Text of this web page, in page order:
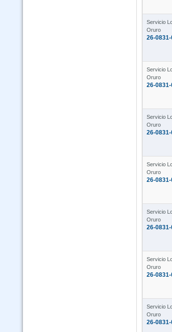
Servicio
Oruro
26-
Servicio
Oruro
26-
Servicio
Oruro
26-
Servicio
Oruro
26-
Servicio
Oruro
26-
Servicio
Oruro
26-
Servicio
Oruro
26-